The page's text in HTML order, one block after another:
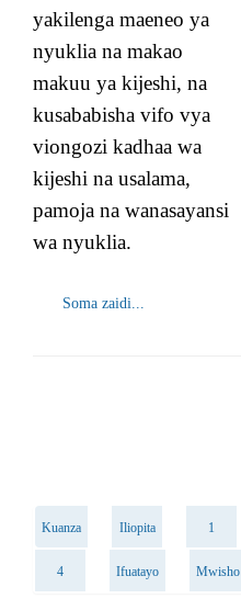
yakilenga maeneo ya
nyuklia na makao
makuu ya kijeshi, na
kusababisha vifo vya
viongozi kadhaa wa
kijeshi na usalama,
pamoja na wanasayansi
wa nyuklia.
Soma zaidi...
Kuanza Iliopita 1
4 Ifuatayo Mwisho